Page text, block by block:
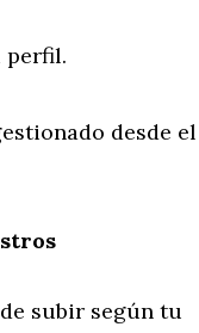
perfil.
desde el
subir según tu